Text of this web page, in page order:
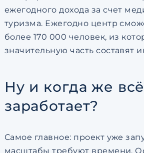
ежегодного дохода за счет
туризма. Ежегодно центр
более 170 000 человек, из
значительную часть составят
Ну и когда же всё
заработает?
Самое главное: проект уже
масштабы требуют времени.